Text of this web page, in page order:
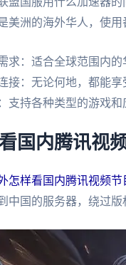
美洲的海外华人，使
求：适合全球范围内的
接：无论何地，都能享
支持各种类型的游戏和
国内腾讯视
怎样看国内腾讯视频节
中国的服务器，绕过